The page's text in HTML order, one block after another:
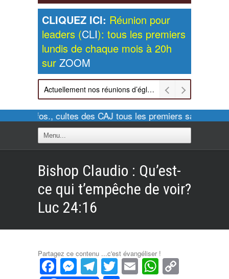
CLIQUEZ ICI: Réunion pour
leaders (CLI): tous les premiers
lundis de chaque mois à 20h
sur ZOOM
Actuellement nos réunions d’église sont retransmises sur ZOOM les dimanches à 11h et vendredis à 20h00
Pour infos., cultes des CAJ tous les premiers samedis
Bishop Claudio : Qu’est-
ce qui t’empêche de voir?
Luc 24:16
Partagez ce contenu ...c'est évangéliser !
Facebook
Messenger
Telegram
Twitter
Email